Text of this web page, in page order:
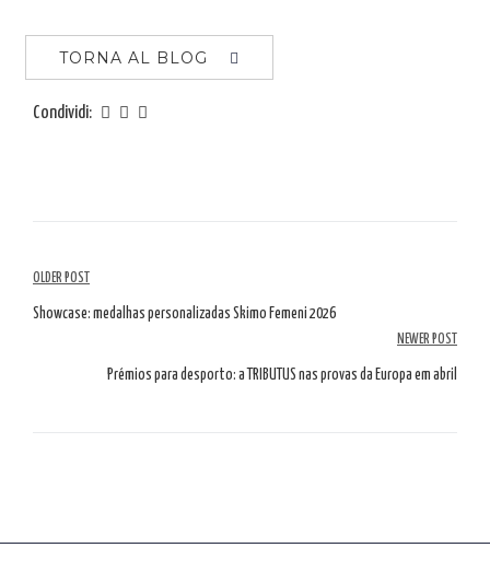
TORNA AL BLOG
Condividi:
Navigazione
tra
OLDER POST
Showcase: medalhas personalizadas Skimo Femeni 2026
NEWER POST
Prémios para desporto: a TRIBUTUS nas provas da Europa em abril